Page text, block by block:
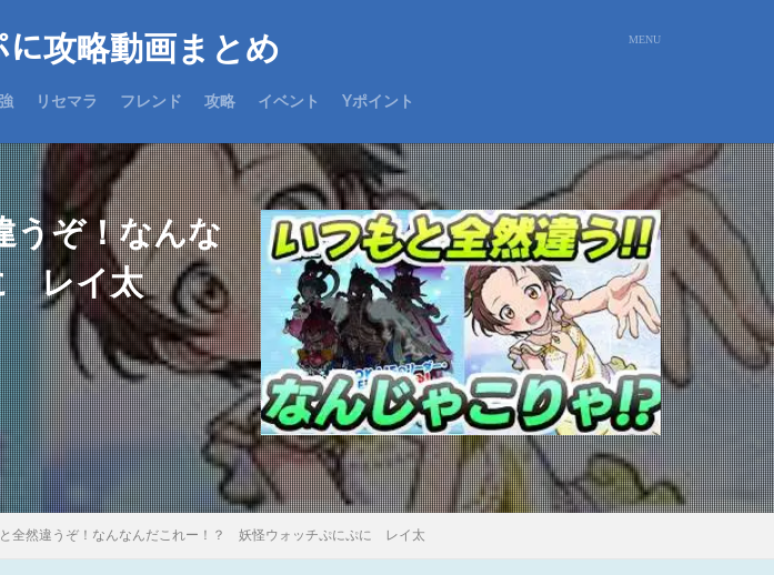
に攻略動画まとめ
リセマラ フレンド 攻略 イベント Yポイント
うぞ！なんな
レイ太
全然違うぞ！なんなんだこれー！？ 妖怪ウォッチぷにぷに レイ太